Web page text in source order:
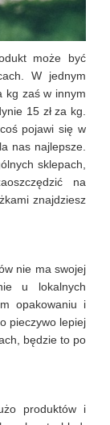
może być
W jednym
kg zaś w innym
15 zł za kg.
pojawi się w
nas najlepsze.
sklepach,
na
znajdziesz
nie ma swojej
u lokalnych
opakowaniu i
pieczywo lepiej
będzie to po
produktów i